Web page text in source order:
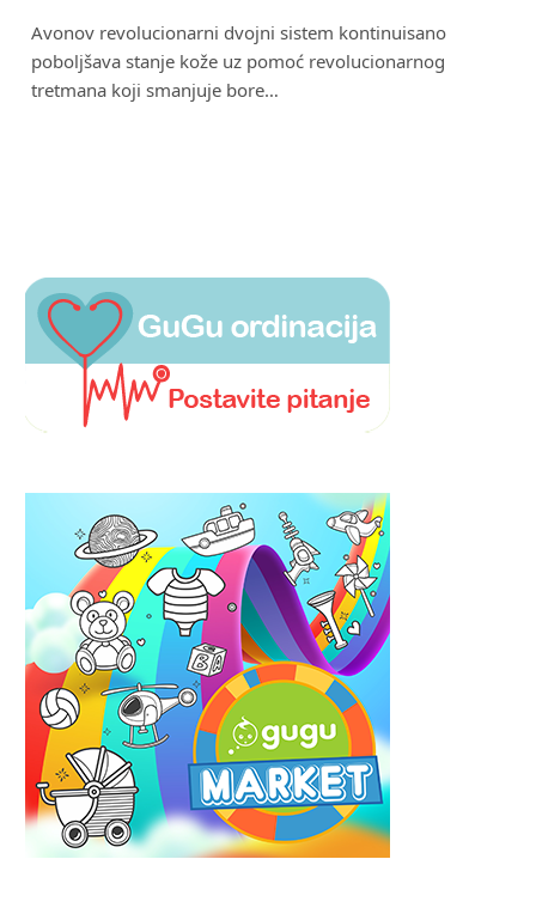
Avonov revolucionarni dvojni sistem kontinuisano
poboljšava stanje kože uz pomoć revolucionarnog
tretmana koji smanjuje bore…